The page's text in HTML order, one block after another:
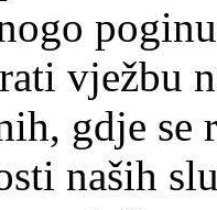
vježbu
gdje
naših